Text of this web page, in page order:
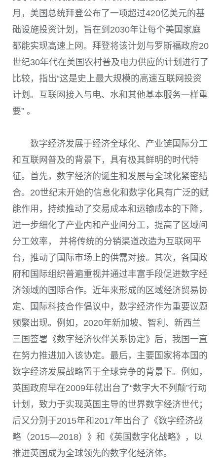
月，美国总统拜登公布了一项超过420亿美元的基
础设施投资计划，旨在到2030年让每个美国家庭
都能实现高速上网。拜登将该计划与罗斯福政府20
世纪30年代在美国农村普及电力供应的计划进行了
比较，指出“这是史上最大规模的高速互联网投资
计划。互联网接入与电、水和其他基本服务一样重
要” 。
数字经济发展于经济全球化、产业链国际分工
和互联网普及的背景下，具有极其鲜明的时代特
征。首先，数字经济的诞生和发展与全球化紧密结
合。20世纪末开始的信息化和数字化具有广泛的赋
能作用，持续推动了交易成本和运输成本的下降，
进一步细化了产业内和产业间分工，提高了区域间
分工效率， 并将传统的分销渠道改造为互联网平
台，推动了国际市场上的供需对接。其次，各国政
府和国际组织普遍重视并通过丰富手段促进数字经
济领域的国际合作。近年来形成的区域经济贸易协
定、国际科技合作倡议中，数字经济作为重要议题
频繁出现。例如，2020年新加坡、智利、新西兰
三国签署《数字经济伙伴关系协定》后，我国一直
在努力推进加入该协定。最后，主要国家将本国的
数字经济发展战略置于全球竞争的背景下。例如，
英国政府早在2009年就出台了“数字大不列颠”行动
计划，致力于实现英国主导的世界数字经济世代；
后又分别于2015年和2017年出台了《数字经济战
略（2015—2018）》和《英国数字化战略》，以
推进英国成为全球领先的数字化经济体。